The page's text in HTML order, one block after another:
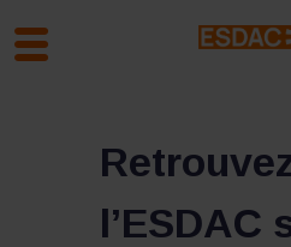
l’ESDAC